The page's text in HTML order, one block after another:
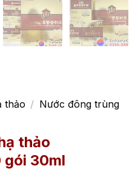
thảo / Nước đông trùng
thảo
gói 30ml